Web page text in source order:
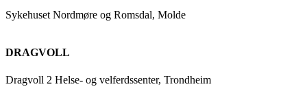
Sykehuset Nordmøre og Romsdal, Molde
DRAGVOLL
Dragvoll 2 Helse- og velferdssenter, Trondheim